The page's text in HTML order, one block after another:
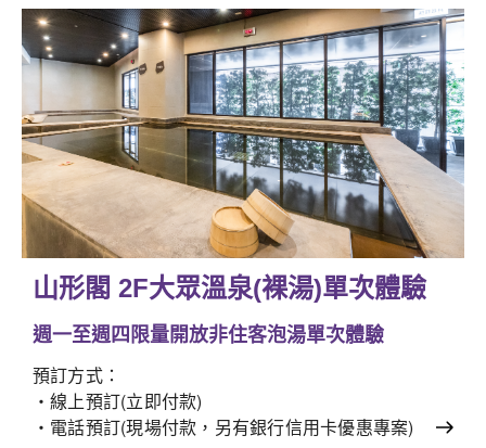
山形閣 2F大眾溫泉(裸湯)單次體驗
週一至週四限量開放非住客泡湯單次體驗
預訂方式：
‧線上預訂(立即付款)
‧電話預訂(現場付款，另有銀行信用卡優惠專案)